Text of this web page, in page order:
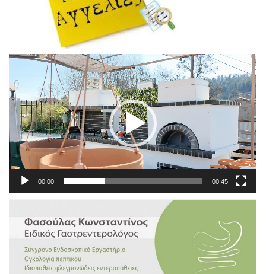
Πρόγραμμα
Αναπαραγωγής
Βίντεο
00:00 00:45